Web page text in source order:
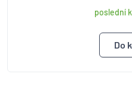
poslední